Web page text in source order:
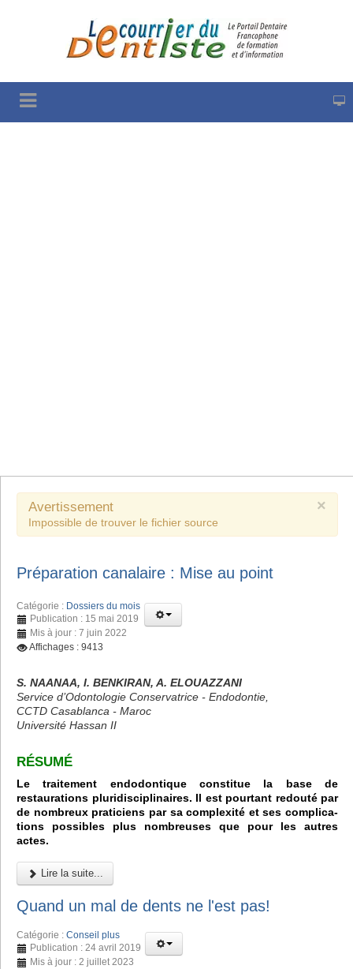
×
Avertissement
Impossible de trouver le fichier source
Préparation canalaire : Mise au point
Catégorie : Dossiers du mois
Publication : 15 mai 2019
Mis à jour : 7 juin 2022
Affichages : 9413
S. NAANAA, I. BENKIRAN, A. ELOUAZZANI
Service d’Odontologie Conservatrice - Endodontie,
CCTD Casablanca - Maroc
Université Hassan II
RÉSUMÉ
Le traitement endodontique constitue la base de
restaurations pluridisciplinaires. Il est pourtant redouté par
de nombreux praticiens par sa complexité et ses complica-
tions possibles plus nombreuses que pour les autres
actes.
Lire la suite...
Quand un mal de dents ne l'est pas!
Catégorie : Conseil plus
Publication : 24 avril 2019
Mis à jour : 2 juillet 2023